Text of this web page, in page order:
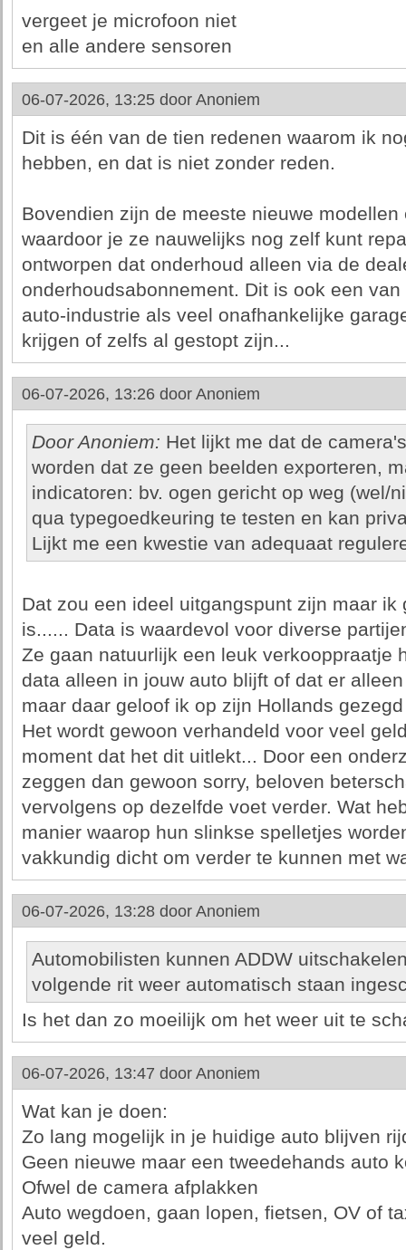
vergeet je microfoon niet
en alle andere sensoren
06-07-2026, 13:25 door Anoniem
Dit is één van de tien redenen waarom ik
hebben, en dat is niet zonder reden.
Bovendien zijn de meeste nieuwe
waardoor je ze nauwelijks nog zelf kunt
ontworpen dat onderhoud alleen via de
onderhoudsabonnement. Dit is ook een
auto-industrie als veel onafhankelijke
krijgen of zelfs al gestopt zijn...
06-07-2026, 13:26 door Anoniem
Door Anoniem: Het lijkt me dat de
worden dat ze geen beelden exporteren,
indicatoren: bv. ogen gericht op weg (wel/
qua typegoedkeuring te testen en kan
Lijkt me een kwestie van adequaat
Dat zou een ideel uitgangspunt zijn maar
is...... Data is waardevol voor diverse
Ze gaan natuurlijk een leuk verkooppraatje
data alleen in jouw auto blijft of dat er
maar daar geloof ik op zijn Hollands
Het wordt gewoon verhandeld voor veel
moment dat het dit uitlekt... Door een
zeggen dan gewoon sorry, beloven
vervolgens op dezelfde voet verder. Wat
manier waarop hun slinkse spelletjes
vakkundig dicht om verder te kunnen met
06-07-2026, 13:28 door Anoniem
Automobilisten kunnen ADDW
volgende rit weer automatisch staan
Is het dan zo moeilijk om het weer uit te
06-07-2026, 13:47 door Anoniem
Wat kan je doen:
Zo lang mogelijk in je huidige auto blijven
Geen nieuwe maar een tweedehands auto
Ofwel de camera afplakken
Auto wegdoen, gaan lopen, fietsen, OV of
veel geld.